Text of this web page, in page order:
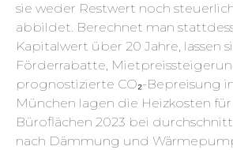
sie weder Restwert noch
abbildet. Berechnet man
Kapitalwert über 20 Jahre, lassen
Förderrabatte,
prognostizierte CO₂-Bepreisung
München lagen die Heizkosten
Büroflächen 2023 bei
nach Dämmung und